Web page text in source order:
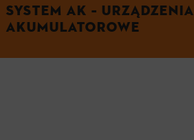
SYSTEM AK – URZĄDZENIA
AKUMULATOROWE